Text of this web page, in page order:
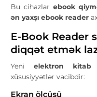
Bu cihazlar ebook
ən yaxşı ebook reader
E-Book Reader
diqqət etmək
Yenielektron kitab
xüsusiyyətlər vacibdir:
Ekran ölçüsü